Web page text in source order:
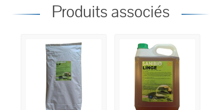
Produits associés